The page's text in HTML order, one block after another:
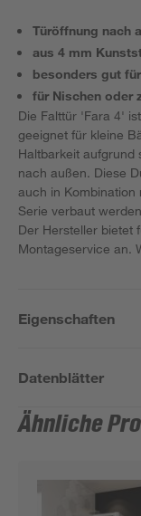
Türöffnung nach
aus 4 mm
besonders gut
für Nischen oder
Die Falttür 'Fara 4'
geeignet für kleine
Haltbarkeit aufgrund
nach außen. Diese
auch in Kombination
Serie verbaut
Der Hersteller bietet
Montageservice an.
Eigenschaften
Datenblätter
Ähnliche